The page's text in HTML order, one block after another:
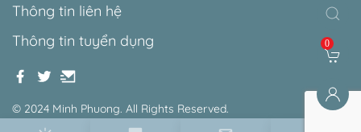
Thông tin liên hệ
Thông tin tuyển dụng
© 2024 Minh Phuong. All Rights Reserved.
0